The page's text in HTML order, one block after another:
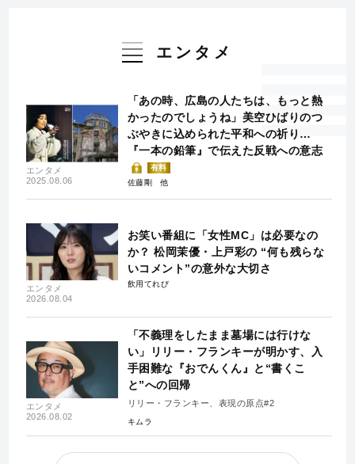
エンタメ
エンタメ
2025.08.06
「あの時、広島の人たちは、もっと熱
かったのでしょうね」美空ひばりのつ
ぶやきに込められた平和への祈り…
『一本の鉛筆』で伝えた反戦への意志
有料
佐藤剛
エンタメ
2026.08.04
お笑い番組に「女性MC」は必要なの
か？ 松岡茉優・上戸彩の “何も残らな
いコメント”の意外な大切さ
飲用てれび
エンタメ
2026.08.02
「不義理をしたまま墓場には行けな
い」リリー・フランキーが明かす、入
手困難な『おでんくん』と“書くこ
と”への回帰
リリー・フランキー、表現の原点#2
キムラ